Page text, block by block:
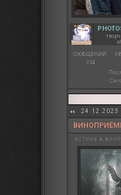
СООБЩЕНИЙ:
354
24.12.2023
истина в